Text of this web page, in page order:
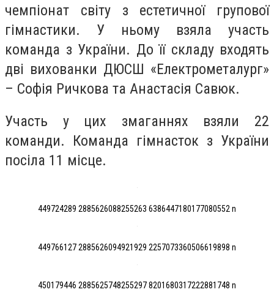
чемпіонат світу з естетичної групової
гімнастики. У ньому взяла участь
команда з України. До її складу входять
дві вихованки ДЮСШ «Електрометалург»
– Софія Ричкова та Анастасія Савюк.
Участь у цих змаганнях взяли 22
команди. Команда гімнасток з України
посіла 11 місце.
449724289 2885626088255263 6386447180177080552 n
449766127 2885626094921929 2257073360506619898 n
450179446 2885625748255297 8201680317222881748 n